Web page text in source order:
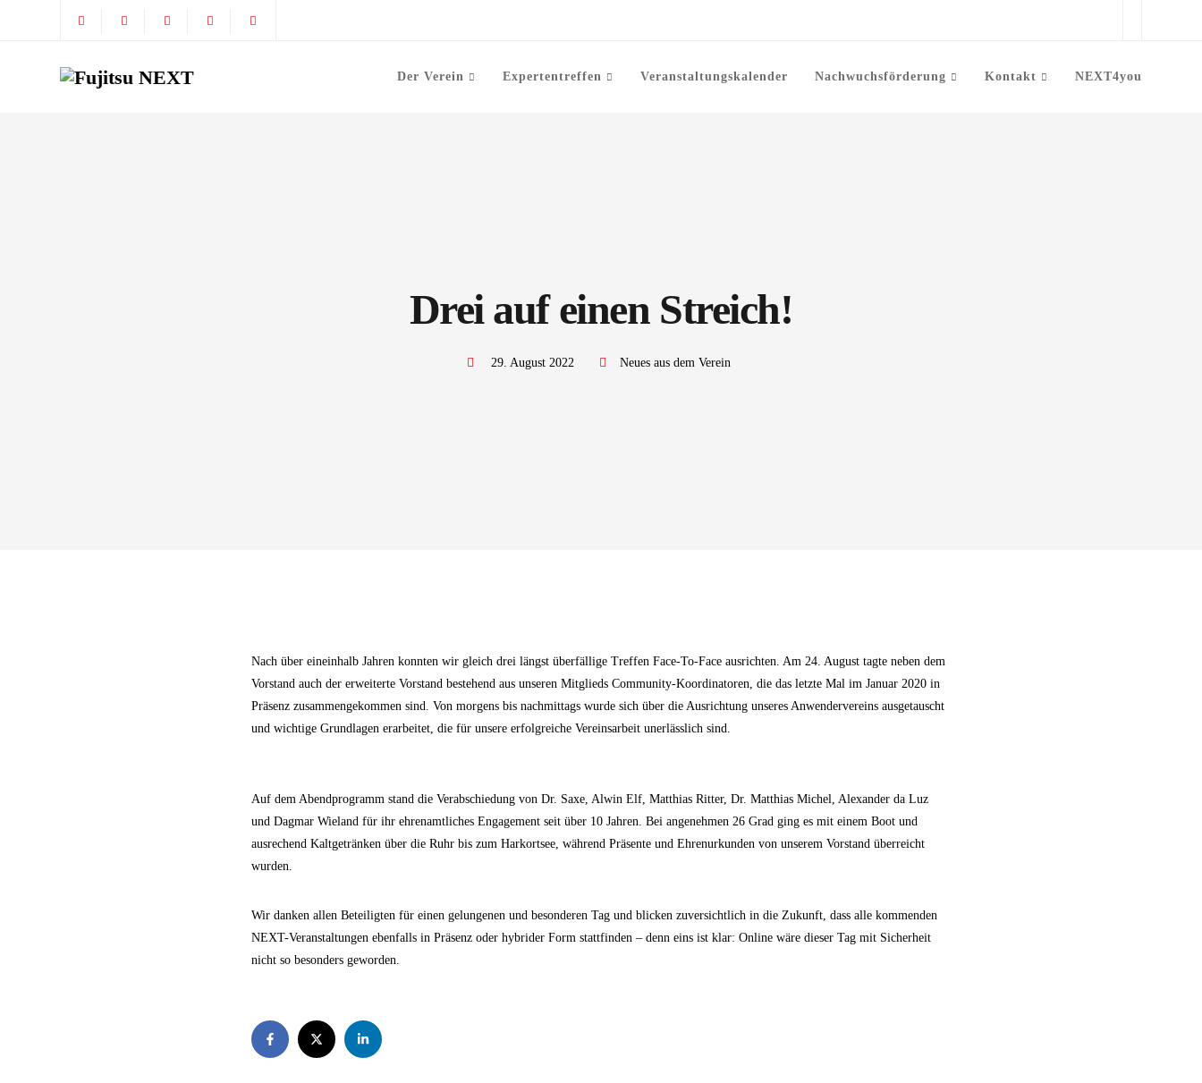
Der Verein Expertentreffen Veranstaltungskalender Nachwuchsförderung Kontakt NEXT4you
Drei auf einen Streich!
29. August 2022 Neues aus dem Verein
Nach über eineinhalb Jahren konnten wir gleich drei längst überfällige Treffen Face-To-Face ausrichten. Am 24. August tagte neben dem
Vorstand auch der erweiterte Vorstand bestehend aus unseren Mitglieds Community-Koordinatoren, die das letzte Mal im Januar 2020 in
Präsenz zusammengekommen sind. Von morgens bis nachmittags wurde sich über die Ausrichtung unseres Anwendervereins ausgetauscht
und wichtige Grundlagen erarbeitet, die für unsere erfolgreiche Vereinsarbeit unerlässlich sind.
Auf dem Abendprogramm stand die Verabschiedung von Dr. Saxe, Alwin Elf, Matthias Ritter, Dr. Matthias Michel, Alexander da Luz
und Dagmar Wieland für ihr ehrenamtliches Engagement seit über 10 Jahren. Bei angenehmen 26 Grad ging es mit einem Boot und
ausrechend Kaltgetränken über die Ruhr bis zum Harkortsee, während Präsente und Ehrenurkunden von unserem Vorstand überreicht
wurden.
Wir danken allen Beteiligten für einen gelungenen und besonderen Tag und blicken zuversichtlich in die Zukunft, dass alle kommenden
NEXT-Veranstaltungen ebenfalls in Präsenz oder hybrider Form stattfinden – denn eins ist klar: Online wäre dieser Tag mit Sicherheit
nicht so besonders geworden.